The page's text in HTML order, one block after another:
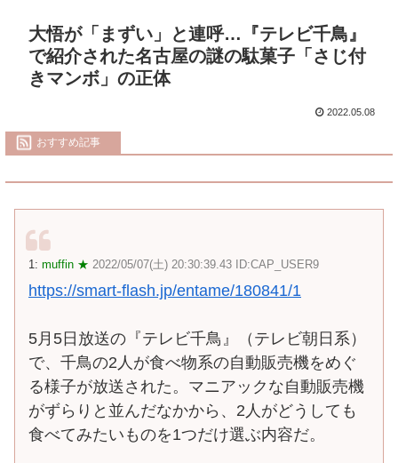
大悟が「まずい」と連呼…『テレビ千鳥』
で紹介された名古屋の謎の駄菓子「さじ付
きマンボ」の正体
2022.05.08
おすすめ記事
1: muffin ★ 2022/05/07(土) 20:30:39.43 ID:CAP_USER9
https://smart-flash.jp/entame/180841/1
5月5日放送の『テレビ千鳥』（テレビ朝日系）
で、千鳥の2人が食べ物系の自動販売機をめぐ
る様子が放送された。マニアックな自動販売機
がずらりと並んだなかから、2人がどうしても
食べてみたいものを1つだけ選ぶ内容だ。